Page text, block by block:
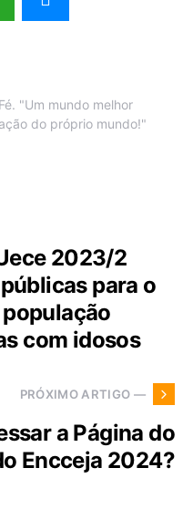
"Um mundo melhor
do próprio mundo!"
2023/2
para o
com idosos
PRÓXIMO ARTIGO —
a Página do
Encceja 2024?